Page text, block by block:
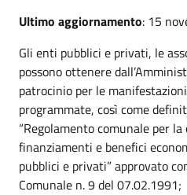
Ultimo aggiornamento: 15
Gli enti pubblici e privati, le
possono ottenere
patrocinio per le
programmate, così come
“Regolamento comunale per la
finanziamenti e benefici
pubblici e privati” approvato
Comunale n. 9 del 07.02.1991;